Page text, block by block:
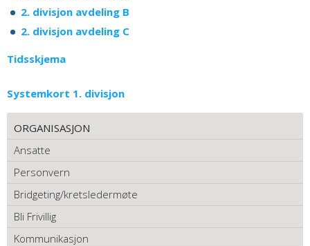
2. divisjon avdeling B
2. divisjon avdeling C
Tidsskjema
Systemkort 1. divisjon
ORGANISASJON
Ansatte
Personvern
Bridgeting/kretsledermøte
Bli Frivillig
Kommunikasjon